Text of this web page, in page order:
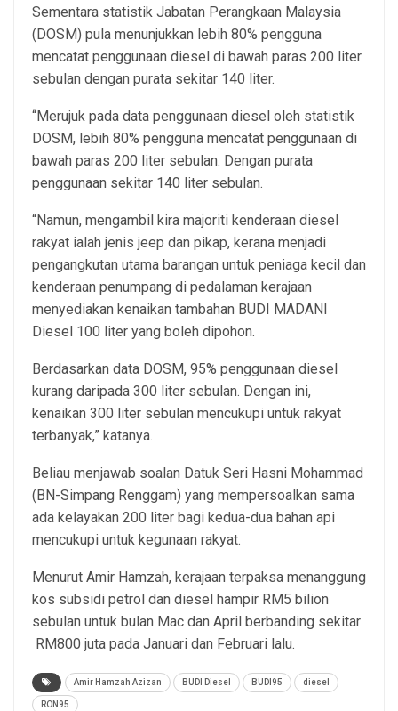
Sementara statistik Jabatan Perangkaan Malaysia
(DOSM) pula menunjukkan lebih 80% pengguna
mencatat penggunaan diesel di bawah paras 200 liter
sebulan dengan purata sekitar 140 liter.
“Merujuk pada data penggunaan diesel oleh statistik
DOSM, lebih 80% pengguna mencatat penggunaan di
bawah paras 200 liter sebulan. Dengan purata
penggunaan sekitar 140 liter sebulan.
“Namun, mengambil kira majoriti kenderaan diesel
rakyat ialah jenis jeep dan pikap, kerana menjadi
pengangkutan utama barangan untuk peniaga kecil dan
kenderaan penumpang di pedalaman kerajaan
menyediakan kenaikan tambahan BUDI MADANI
Diesel 100 liter yang boleh dipohon.
Berdasarkan data DOSM, 95% penggunaan diesel
kurang daripada 300 liter sebulan. Dengan ini,
kenaikan 300 liter sebulan mencukupi untuk rakyat
terbanyak,” katanya.
Beliau menjawab soalan Datuk Seri Hasni Mohammad
(BN-Simpang Renggam) yang mempersoalkan sama
ada kelayakan 200 liter bagi kedua-dua bahan api
mencukupi untuk kegunaan rakyat.
Menurut Amir Hamzah, kerajaan terpaksa menanggung
kos subsidi petrol dan diesel hampir RM5 bilion
sebulan untuk bulan Mac dan April berbanding sekitar
RM800 juta pada Januari dan Februari lalu.
Amir Hamzah Azizan BUDI Diesel BUDI95 diesel
RON95